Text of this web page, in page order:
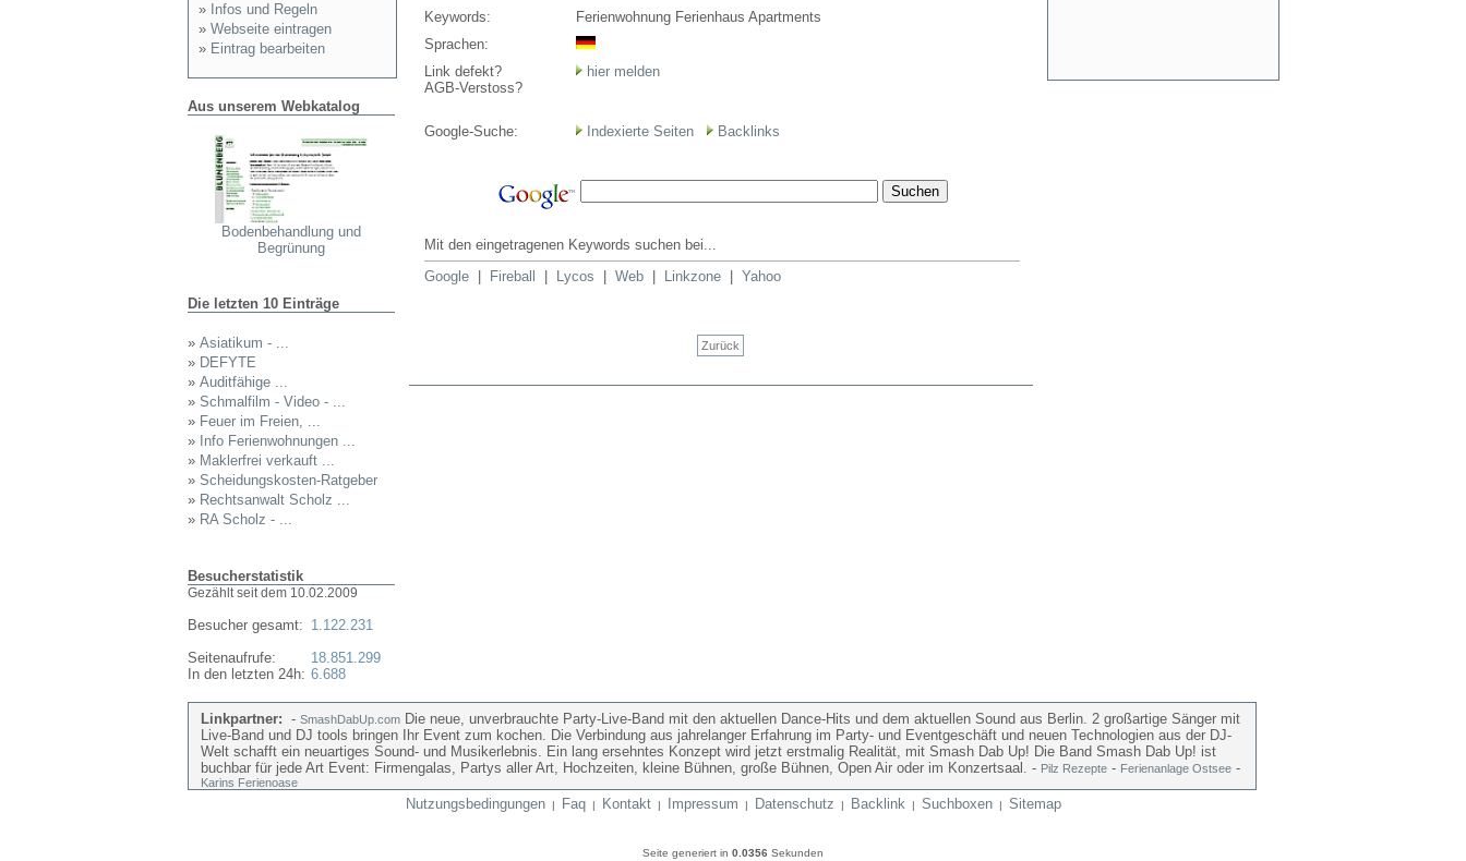
»
Infos und Regeln
» Webseite eintragen
» Eintrag bearbeiten
Aus unserem Webkatalog
Bodenbehandlung und
Begrünung
Die letzten 10 Einträge
» Asiatikum - ...
» DEFYTE
» Auditfähige ...
» Schmalfilm - Video - ...
» Feuer im Freien, ...
»
Info Ferienwohnungen ...
» Maklerfrei verkauft ...
» Scheidungskosten-Ratgeber
» Rechtsanwalt Scholz ...
» RA Scholz - ...
Besucherstatistik
Gezählt seit dem 10.02.2009
Besucher gesamt:
Seitenaufrufe:
In den letzten 24h:
1.122.231
18.851.299
6.688
Keywords:
Ferienwohnung Ferienhaus Apartments
Sprachen:
Link defekt?
AGB-Verstoss?
hier melden
Google-Suche: Indexierte Seiten Backlinks
Mit den eingetragenen Keywords suchen bei...
Google| Fireball Lycos Web| Linkzone| Yahoo
Zurück
Linkpartner: - SmashDabUp.comDie neue, unverbrauchte Party-Live-Band mit den aktuellen Dance-Hits und dem aktuellen Sound aus Berlin. 2 großartige Sänger mit
Live-Band und DJ tools bringen Ihr Event zum kochen. Die Verbindung aus jahrelanger Erfahrung im Party- und Eventgeschäft und neuen Technologien aus der DJ-
Welt schafft ein neuartiges Sound- und Musikerlebnis. Ein lang ersehntes Konzept wird jetzt erstmalig Realität, mit Smash Dab Up! Die Band Smash Dab Up! ist
buchbar für jede Art Event: Firmengalas, Partys aller Art, Hochzeiten, kleine Bühnen, große Bühnen, Open Air oder im Konzertsaal. - Pilz Rezepte- Ferienanlage Ostsee-
Karins Ferienoase
Nutzungsbedingungen| Faq| Kontakt| Impressum | Datenschutz | Backlink | Suchboxen| Sitemap
Seite generiert in 0.0356 Sekunden